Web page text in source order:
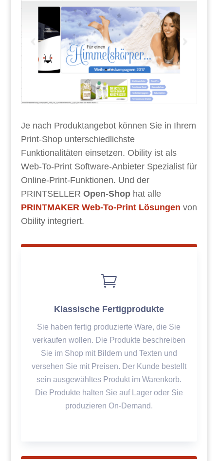
Je nach Produktangebot können Sie in Ihrem
Print-Shop unterschiedlichste
Funktionalitäten einsetzen. Obility ist als
Web-To-Print Software-Anbieter Spezialist für
Online-Print-Funktionen. Und der
PRINTSELLER Open-Shophat alle
PRINTMAKER Web-To-Print Lösungen von
Obility integriert.

Klassische Fertigprodukte
Sie haben fertig produzierte Ware, die Sie
verkaufen wollen. Die Produkte beschreiben
Sie im Shop mit Bildern und Texten und
versehen Sie mit Preisen. Der Kunde bestellt
sein ausgewähltes Produkt im Warenkorb.
Die Produkte halten Sie auf Lager oder Sie
produzieren On-Demand.